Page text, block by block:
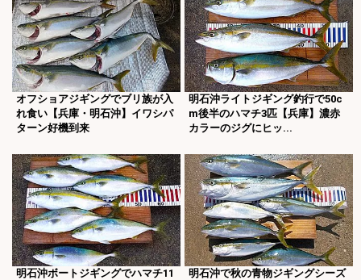
オフショアジギングでブリ族が入
れ食い【兵庫・明石沖】イワシパ
ターン好機到来
明石沖ライトジギング釣行で50c
m後半のハマチ3匹【兵庫】濃赤
カラーのジグにヒッ...
明石沖ボートジギングでハマチ11
明石沖で秋の青物ジギングシーズ